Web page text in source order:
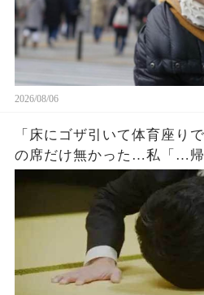
2026/08/06
「床にゴザ引いて体育座り
の席だけ無かった…私「…帰
息子嫁「とっとと帰れw」
ブルが起きたw